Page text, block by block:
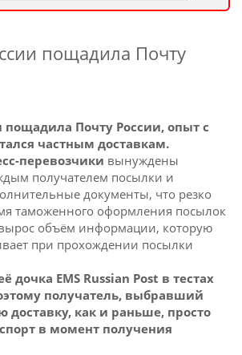
пощадила Почту
Почту России, опыт с
частным доставкам.
перевозчики вынуждены
получателем посылки и
документы, что резко
таможенного оформления посылок
объём информации, которую
при прохождении посылки
дочка EMS Russian Post в тестах
получатель, выбравший
доставку, как и раньше, просто
в момент получения